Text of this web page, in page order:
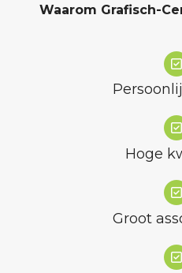
Waarom Grafisch-
Hoge
Groot